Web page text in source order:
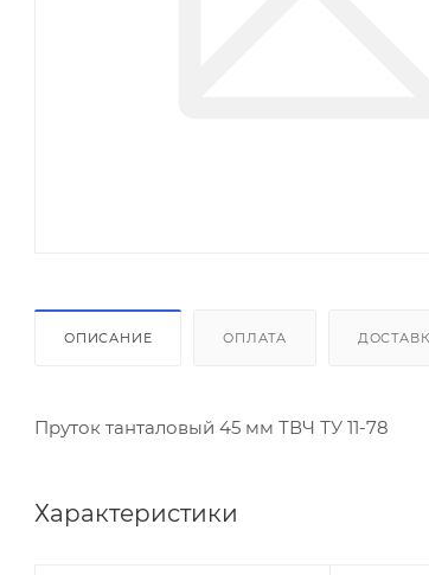
ОПИСАНИЕ ОПЛАТА
Пруток танталовый 45 мм ТВЧ ТУ 11-78
Характеристики